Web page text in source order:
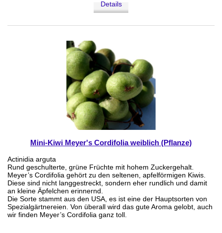
Details
Mini-Kiwi Meyer's Cordifolia weiblich (Pflanze)
Actinidia arguta
Rund geschulterte, grüne Früchte mit hohem Zuckergehalt.
Meyer’s Cordifolia gehört zu den seltenen, apfelförmigen Kiwis.
Diese sind nicht langgestreckt, sondern eher rundlich und damit
an kleine Äpfelchen erinnernd.
Die Sorte stammt aus den USA, es ist eine der Hauptsorten von
Spezialgärtnereien. Von überall wird das gute Aroma gelobt, auch
wir finden Meyer’s Cordifolia ganz toll.